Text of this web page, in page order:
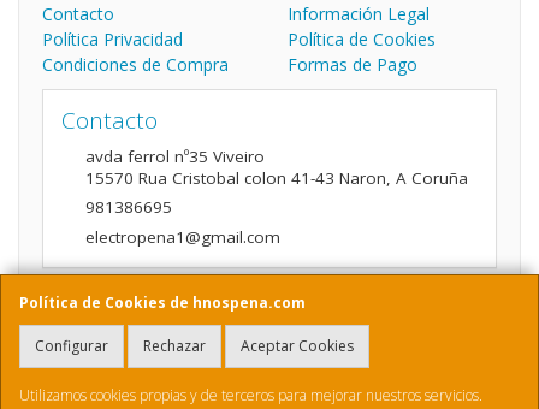
Política de Cookies de hnospena.com
Configurar Rechazar Aceptar Cookies
Utilizamos cookies propias y de terceros para mejorar nuestros servicios.
Contacto
Información Legal
Política Privacidad
Política de Cookies
Condiciones de Compra
Formas de Pago
Contacto
avda ferrol nº35 Viveiro
15570 Rua Cristobal colon 41-43 Naron, A Coruña
981386695
electropena1@gmail.com
Horario
9:00 a 14:00 y de 16:00 A 20:00